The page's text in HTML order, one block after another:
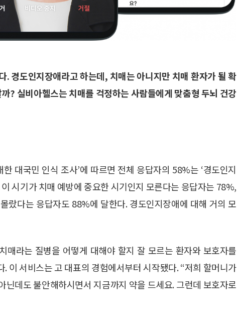
. 경도인지장애라고 하는데, 치매는 아니지만 치매 환자가 될 확
? 실비아헬스는 치매를 걱정하는 사람들에게 맞춤형 두뇌 건강
대국민 인식 조사’에 따르면 전체 응답자의 58%는 ‘경도인지
시기가 치매 예방에 중요한 시기인지 모른다는 응답자는 78%,
랐다는 응답자도 88%에 달한다. 경도인지장애에 대해 거의 모
매라는 질병을 어떻게 대해야 할지 잘 모르는 환자와 보호자를
. 이 서비스는 고 대표의 경험에서부터 시작됐다. “저희 할머니가
닌데도 불안해하시면서 지금까지 약을 드세요. 그런데 보호자로